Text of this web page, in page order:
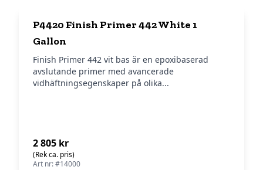
P4420 Finish Primer 442 White 1
Gallon
Finish Primer 442 vit bas är en epoxibaserad
avslutande primer med avancerade
vidhäftningsegenskaper på olika...
2 805 kr
(Rek ca. pris)
Art nr: #14000